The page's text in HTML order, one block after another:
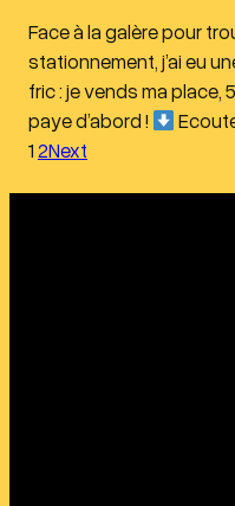
Face à la galère pour
stationnement, j’ai eu
fric : je vends ma place,
paye d’abord !
1 2Next